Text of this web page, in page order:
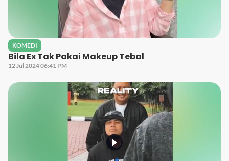
KOMEDI
Bila Ex Tak Pakai Makeup Tebal
12 Jul 2024 06:41 PM